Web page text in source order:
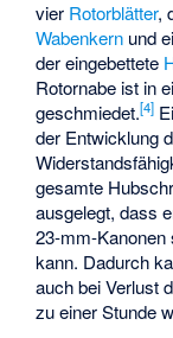
vier Rotorblätter,
Wabenkern und
der eingebettete
Rotornabe ist in
geschmiedet.[4]
der Entwicklung
gesamte
ausgelegt, dass
23-mm-Kanonen
kann. Dadurch
auch bei Verlust
zu einer Stunde